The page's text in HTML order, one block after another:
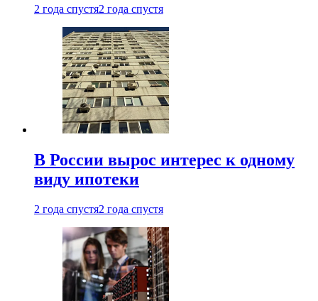
2 года спустя2 года спустя
В России вырос интерес к одному
виду ипотеки
2 года спустя2 года спустя